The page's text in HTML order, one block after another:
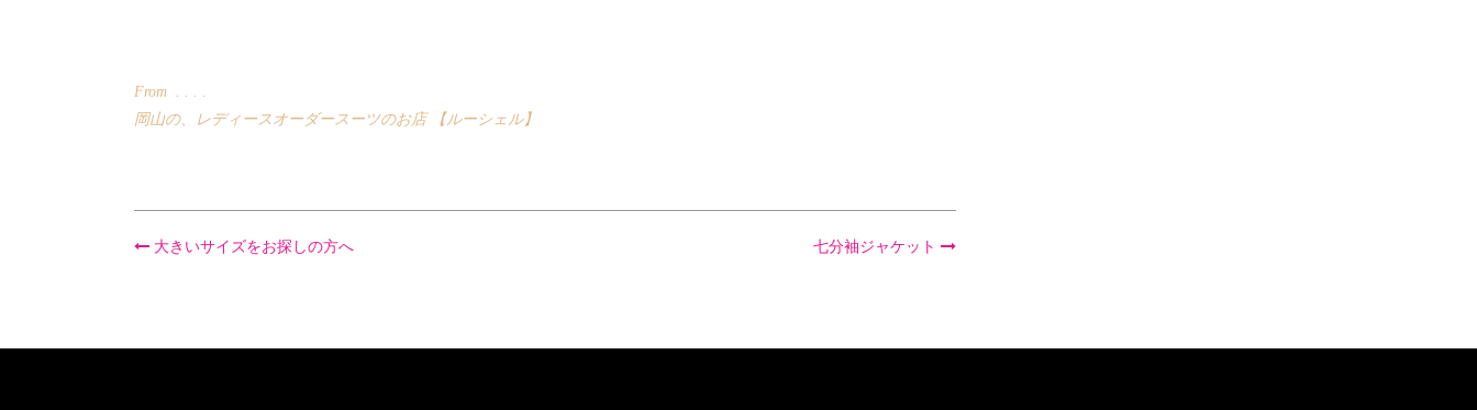
From . . . .
岡山の、レディースオーダースーツのお店 【ルーシェル】
大きいサイズをお探しの方へ 七分袖ジャケット